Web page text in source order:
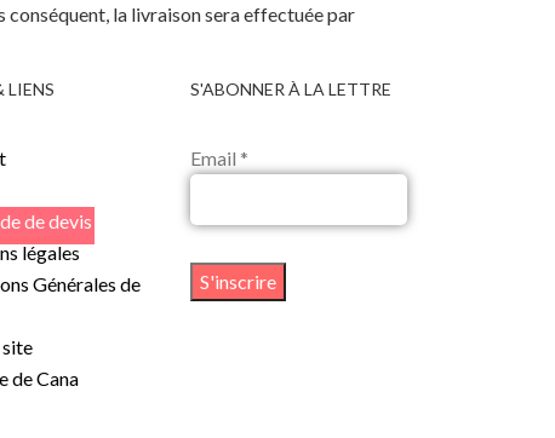
conséquent, la livraison sera effectuée par
LIENS
de devis
légales
Générales de
site
de Cana
S'ABONNER À LA LETTRE
Email *